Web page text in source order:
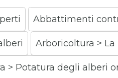
Abbattimenti
Arboricoltura >
> Potatura degli alberi